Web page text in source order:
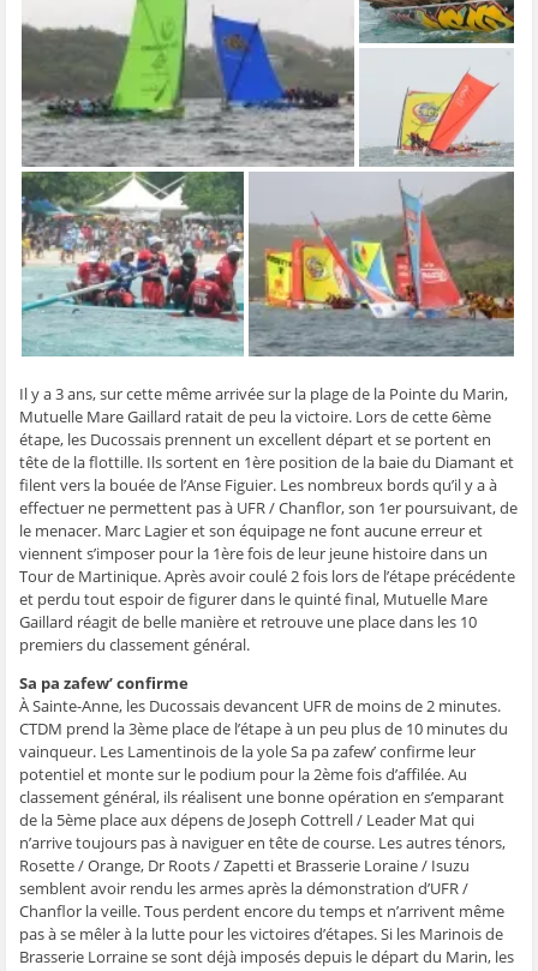
t
r
e
)
t
r
e
)
t
r
e
)
f
e
n
ê
Il y a 3 ans, sur cette même arrivée sur la plage de la Pointe du Marin,
Mutuelle Mare Gaillard ratait de peu la victoire. Lors de cette 6ème
étape, les Ducossais prennent un excellent départ et se portent en
tête de la flottille. Ils sortent en 1ère position de la baie du Diamant et
filent vers la bouée de l’Anse Figuier. Les nombreux bords qu’il y a à
effectuer ne permettent pas à UFR / Chanflor, son 1er poursuivant, de
le menacer. Marc Lagier et son équipage ne font aucune erreur et
viennent s’imposer pour la 1ère fois de leur jeune histoire dans un
Tour de Martinique. Après avoir coulé 2 fois lors de l’étape précédente
et perdu tout espoir de figurer dans le quinté final, Mutuelle Mare
Gaillard réagit de belle manière et retrouve une place dans les 10
premiers du classement général.
Sa pa zafew’ confirme
À Sainte-Anne, les Ducossais devancent UFR de moins de 2 minutes.
CTDM prend la 3ème place de l’étape à un peu plus de 10 minutes du
vainqueur. Les Lamentinois de la yole Sa pa zafew’ confirme leur
potentiel et monte sur le podium pour la 2ème fois d’affilée. Au
classement général, ils réalisent une bonne opération en s’emparant
de la 5ème place aux dépens de Joseph Cottrell / Leader Mat qui
n’arrive toujours pas à naviguer en tête de course. Les autres ténors,
Rosette / Orange, Dr Roots / Zapetti et Brasserie Loraine / Isuzu
semblent avoir rendu les armes après la démonstration d’UFR /
Chanflor la veille. Tous perdent encore du temps et n’arrivent même
pas à se mêler à la lutte pour les victoires d’étapes. Si les Marinois de
Brasserie Lorraine se sont déjà imposés depuis le départ du Marin, les